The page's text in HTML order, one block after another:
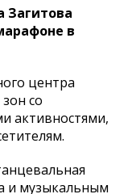
Загитова
в
центра
со
активностями,
и музыкальным